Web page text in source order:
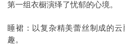
第一组衣橱演绎了忧郁的心境。
睡裙：以复杂精美蕾丝制成的
趣。